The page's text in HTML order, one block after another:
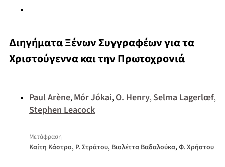
Διηγήματα Ξένων Συγγραφέων για τα
Χριστούγεννα και την Πρωτοχρονιά
Paul Arène,Mór Jókai,O. Henry,Selma Lagerlœf,
Stephen Leacock
Μετάφραση
Καίτη Κάστρο,Ρ. Στράτου,Βιολέττα Βαδαλούκα,Φ. Χρήστου